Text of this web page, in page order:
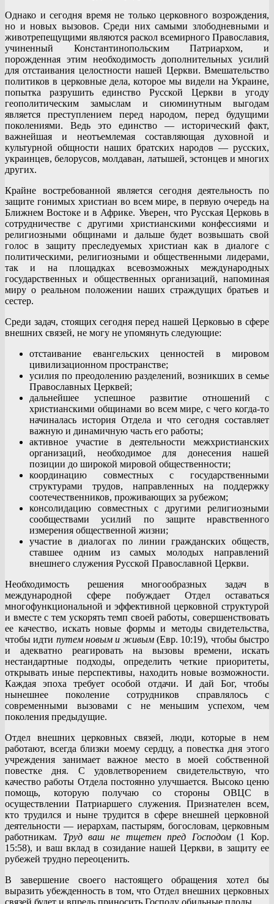
Однако и сегодня время не только церковного возрождения,
но и новых вызовов. Среди них самыми злободневными и
животрепещущими являются раскол всемирного Православия,
учиненный Константинопольским Патриархом, и
порожденная этим необходимость дополнительных усилий
для отстаивания целостности нашей Церкви. Вмешательство
политиков в церковные дела, которое мы видели на Украине,
попытка разрушить единство Русской Церкви в угоду
геополитическим замыслам и сиюминутным выгодам
является преступлением перед народом, перед будущими
поколениями. Ведь это единство — исторический факт,
важнейшая и неотъемлемая составляющая духовной и
культурной общности наших братских народов — русских,
украинцев, белорусов, молдаван, латышей, эстонцев и многих
других.
Крайне востребованной является сегодня деятельность по
защите гонимых христиан во всем мире, в первую очередь на
Ближнем Востоке и в Африке. Уверен, что Русская Церковь в
сотрудничестве с другими христианскими конфессиями и
религиозными общинами и дальше будет возвышать свой
голос в защиту преследуемых христиан как в диалоге с
политическими, религиозными и общественными лидерами,
так и на площадках всевозможных международных
государственных и общественных организаций, напоминая
миру о реальном положении наших страждущих братьев и
сестер.
Среди задач, стоящих сегодня перед нашей Церковью в сфере
внешних связей, не могу не упомянуть следующие:
отстаивание евангельских ценностей в мировом
цивилизационном пространстве;
усилия по преодолению разделений, возникших в семье
Православных Церквей;
дальнейшее успешное развитие отношений с
христианскими общинами во всем мире, с чего когда-то
начиналась история Отдела и что сегодня составляет
важную и динамичную часть его работы;
активное участие в деятельности межхристианских
организаций, необходимое для донесения нашей
позиции до широкой мировой общественности;
координацию совместных с государственными
структурами трудов, направленных на поддержку
соотечественников, проживающих за рубежом;
консолидацию совместных с другими религиозными
сообществами усилий по защите нравственного
измерения общественной жизни;
участие в диалогах по линии гражданских обществ,
ставшее одним из самых молодых направлений
внешнего служения Русской Православной Церкви.
Необходимость решения многообразных задач в
международной сфере побуждает Отдел оставаться
многофункциональной и эффективной церковной структурой
и вместе с тем ускорять темп своей работы, совершенствовать
ее качество, искать новые формы и методы свидетельства,
чтобы идти путем новым и живым(Евр. 10:19), чтобы быстро
и адекватно реагировать на вызовы времени, искать
нестандартные подходы, определить четкие приоритеты,
открывать иные перспективы, находить новые возможности.
Каждая эпоха требует особой отдачи. И дай Бог, чтобы
нынешнее поколение сотрудников справлялось с
современными вызовами с не меньшим успехом, чем
поколения предыдущие.
Отдел внешних церковных связей, люди, которые в нем
работают, всегда близки моему сердцу, а повестка дня этого
учреждения занимает важное место в моей собственной
повестке дня. С удовлетворением свидетельствую, что
качество работы Отдела постоянно улучшается. Высоко ценю
помощь, которую получаю со стороны ОВЦС в
осуществлении Патриаршего служения. Признателен всем,
кто трудился и ныне трудится в сфере внешней церковной
деятельности — иерархам, пастырям, богословам, церковным
работникам. Труд ваш не тщетен пред Господом(1 Кор.
15:58), и ваш вклад в созидание нашей Церкви, в защиту ее
рубежей трудно переоценить.
В завершение своего настоящего обращения хотел бы
выразить убежденность в том, что Отдел внешних церковных
связей будет и впредь приносить Господу обильные плоды.